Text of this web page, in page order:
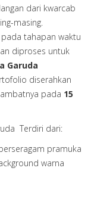
dari kwarcab
masing.
tahapan waktu
diproses untuk
Garuda
diserahkan
pada 15
Terdiri dari:
pramuka
warna